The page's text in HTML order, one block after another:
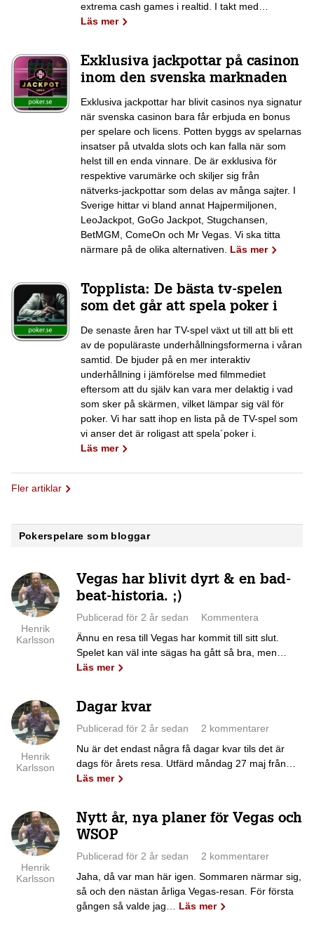
extrema cash games i realtid. I takt med…
Läs mer
Exklusiva jackpottar på casinon
inom den svenska marknaden
Exklusiva jackpottar har blivit casinos nya signatur
när svenska casinon bara får erbjuda en bonus
per spelare och licens. Potten byggs av spelarnas
insatser på utvalda slots och kan falla när som
helst till en enda vinnare. De är exklusiva för
respektive varumärke och skiljer sig från
nätverks-jackpottar som delas av många sajter. I
Sverige hittar vi bland annat Hajpermiljonen,
LeoJackpot, GoGo Jackpot, Stugchansen,
BetMGM, ComeOn och Mr Vegas. Vi ska titta
närmare på de olika alternativen. Läs mer
Topplista: De bästa tv-spelen
som det går att spela poker i
De senaste åren har TV-spel växt ut till att bli ett
av de populäraste underhållningsformerna i våran
samtid. De bjuder på en mer interaktiv
underhållning i jämförelse med filmmediet
eftersom att du själv kan vara mer delaktig i vad
som sker på skärmen, vilket lämpar sig väl för
poker. Vi har satt ihop en lista på de TV-spel som
vi anser det är roligast att spela´poker i.
Läs mer
Fler artiklar
Pokerspelare som bloggar
Henrik
Karlsson
Vegas har blivit dyrt & en bad-
beat-historia. ;)
Publicerad för 2 år sedan
Kommentera
Ännu en resa till Vegas har kommit till sitt slut.
Spelet kan väl inte sägas ha gått så bra, men…
Läs mer
Henrik
Karlsson
Dagar kvar
Publicerad för 2 år sedan
2 kommentarer
Nu är det endast några få dagar kvar tils det är
dags för årets resa. Utfärd måndag 27 maj från…
Läs mer
Henrik
Karlsson
Nytt år, nya planer för Vegas och
WSOP
Publicerad för 2 år sedan
2 kommentarer
Jaha, då var man här igen. Sommaren närmar sig,
så och den nästan årliga Vegas-resan. För första
gången så valde jag… Läs mer